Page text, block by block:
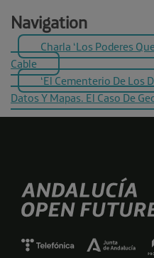
Navigation
Charla ‘Los Poderes
Cable
‘El Cementerio De Los
Datos Y Mapas. El Caso De